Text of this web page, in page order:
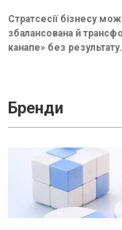
Стратсесії бізнесу
збалансована й
канапе» без
Бренди